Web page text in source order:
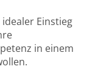
Einstieg
in einem